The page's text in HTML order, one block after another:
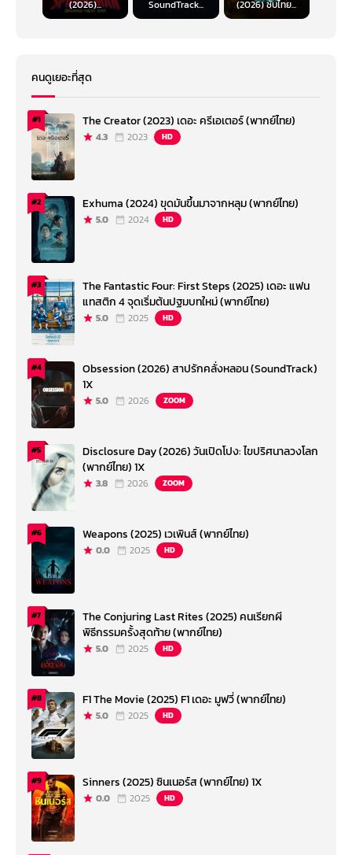
(2026)... SoundTrack... (2026) ซับไทย...
คนดูเยอะที่สุด
#1 The Creator (2023) เดอะ ครีเอเตอร์ (พากย์ไทย)
4.3 2023 HD
#2 Exhuma (2024) ขุดมันขึ้นมาจากหลุม (พากย์ไทย)
5.0 2024 HD
#3
The Fantastic Four: First Steps (2025) เดอะ แฟน
แทสติก 4 จุดเริ่มต้นปฐมบทใหม่ (พากย์ไทย)
5.0 2025 HD
#4
Obsession (2026) สาปรักคลั่งหลอน (SoundTrack)
1X
5.0 2026 ZOOM
#5
Disclosure Day (2026) วันเปิดโปง: ไขปริศนาลวงโลก
(พากย์ไทย) 1X
3.8 2026 ZOOM
#6 Weapons (2025) เวเพินส์ (พากย์ไทย)
0.0 2025 HD
#7
The Conjuring Last Rites (2025) คนเรียกผี
พิธีกรรมครั้งสุดท้าย (พากย์ไทย)
5.0 2025 HD
#8 F1 The Movie (2025) F1 เดอะ มูฟวี่ (พากย์ไทย)
5.0 2025 HD
#9 Sinners (2025) ซินเนอร์ส (พากย์ไทย) 1X
0.0 2025 HD